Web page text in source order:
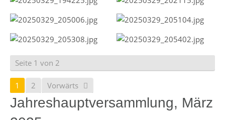
Seite 1 von 2
1 2 Vorwärts
Jahreshauptversammlung, März